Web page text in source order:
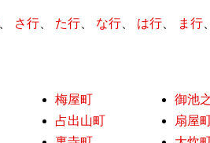
、 さ行、 た行、 な行、 は行、 ま行
梅屋町
占出山町
御池
扇屋